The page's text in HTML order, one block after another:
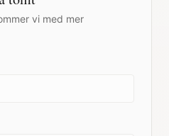
vi med mer